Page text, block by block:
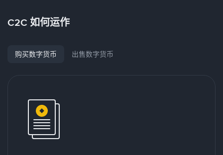
C2C 如何运作
购买数字货币 出售数字货币